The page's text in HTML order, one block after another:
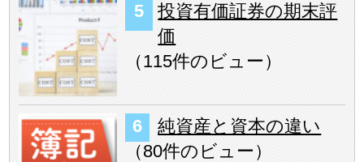
投資有価証券の期末評
価
（115件のビュー ）
純資産と資本の違い
（80件のビュー ）